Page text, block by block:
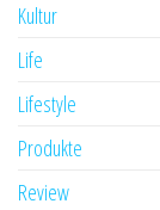
Kultur
Life
Lifestyle
Produkte
Review